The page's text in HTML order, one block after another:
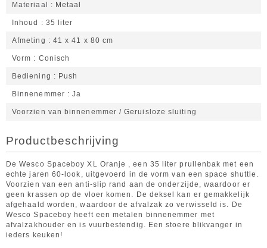
Materiaal Metaal
Inhoud 35 liter
Afmeting 41 x 41 x 80 cm
Vorm Conisch
Bediening Push
Binnenemmer Ja
Voorzien van binnenemmer / Geruisloze sluiting
Productbeschrijving
De Wesco Spaceboy XL Oranje , een 35 liter prullenbak met een
echte jaren 60-look, uitgevoerd in de vorm van een space shuttle.
Voorzien van een anti-slip rand aan de onderzijde, waardoor er
geen krassen op de vloer komen. De deksel kan er gemakkelijk
afgehaald worden, waardoor de afvalzak zo verwisseld is. De
Wesco Spaceboy heeft een metalen binnenemmer met
afvalzakhouder en is vuurbestendig. Een stoere blikvanger in
ieders keuken!